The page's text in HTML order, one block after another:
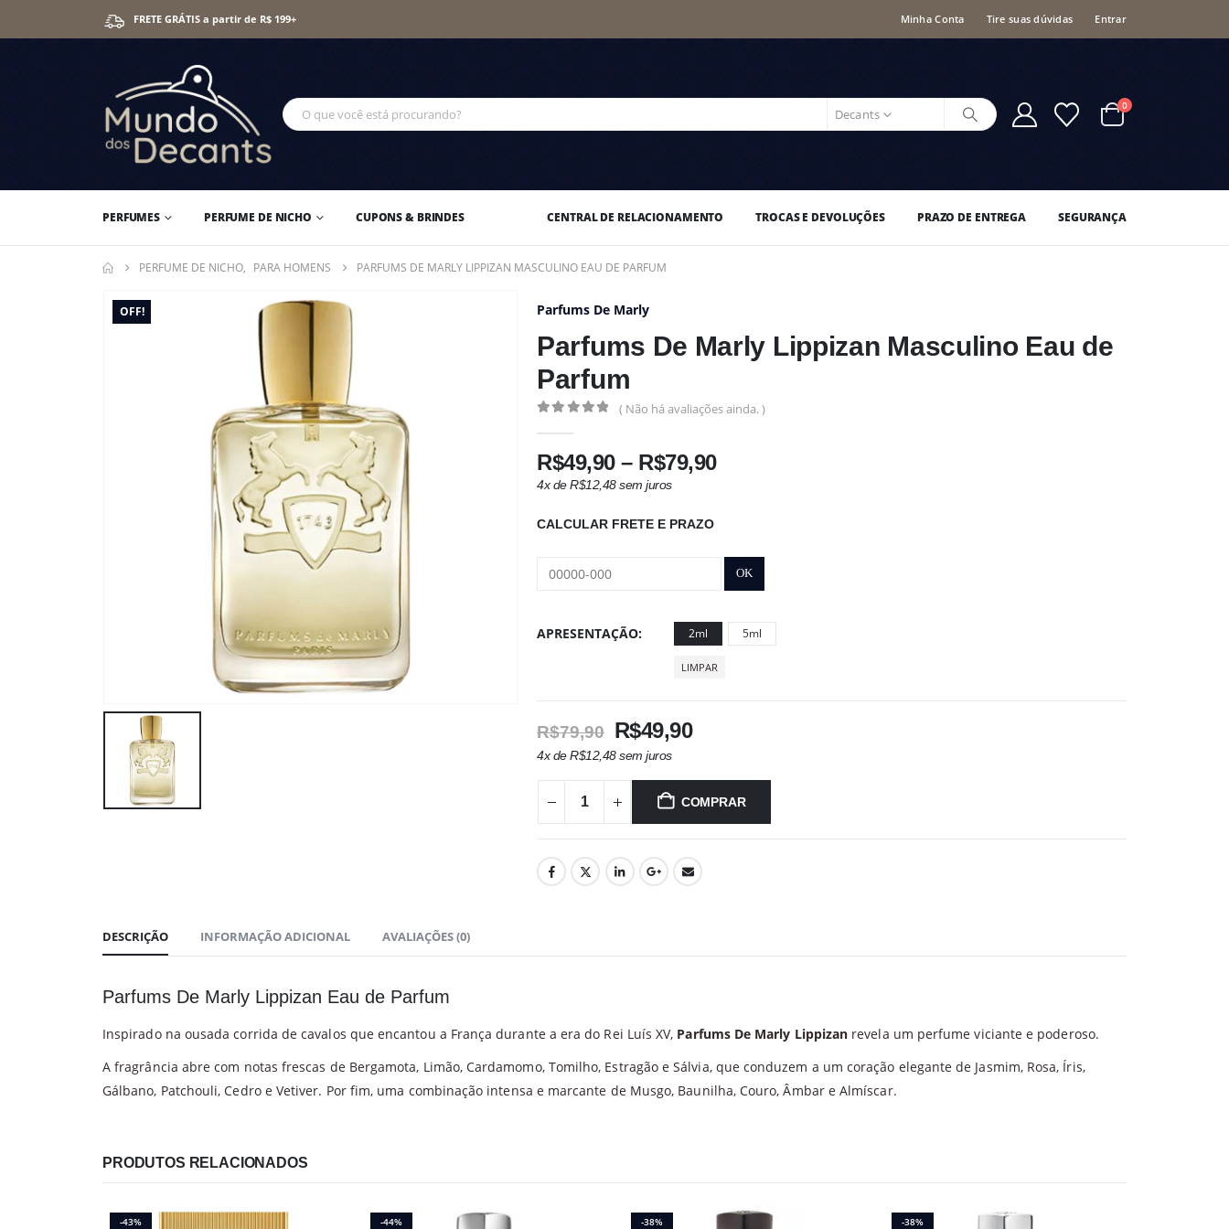
FRETE GRÁTIS a partir de R$ 199+ Minha Conta Tire suas dúvidas Entrar
Decants
0
PERFUMES PERFUME DE NICHO CUPONS & BRINDES CENTRAL DE RELACIONAMENTO TROCAS E DEVOLUÇÕES PRAZO DE ENTREGA SEGURANÇA
PERFUME DE NICHO, PARA HOMENS PARFUMS DE MARLY LIPPIZAN MASCULINO EAU DE PARFUM
OFF! Parfums De Marly
Parfums De Marly Lippizan Masculino Eau de
Parfum
( Não há avaliações ainda. )
R$49,90 – R$79,90Faixa
R$79,90
4x deR$12,48sem juros
CALCULAR FRETE E PRAZO
APRESENTAÇÃO 2ml 5ml
LIMPAR
R$79,90 O
preço
era:
R$79,90.
R$49,90O
é:
4x deR$12,48sem juros
COMPRAR
DESCRIÇÃO INFORMAÇÃO ADICIONAL AVALIAÇÕES (0)
Parfums De Marly Lippizan Eau de Parfum
Inspirado na ousada corrida de cavalos que encantou a França durante a era do Rei Luís XV, Parfums De Marly Lippizan revela um perfume viciante e poderoso.
A fragrância abre com notas frescas de Bergamota, Limão, Cardamomo, Tomilho, Estragão e Sálvia, que conduzem a um coração elegante de Jasmim, Rosa, Íris,
Gálbano, Patchouli, Cedro e Vetiver. Por fim, uma combinação intensa e marcante de Musgo, Baunilha, Couro, Âmbar e Almíscar.
PRODUTOS RELACIONADOS
-43% -44% -38% -38%